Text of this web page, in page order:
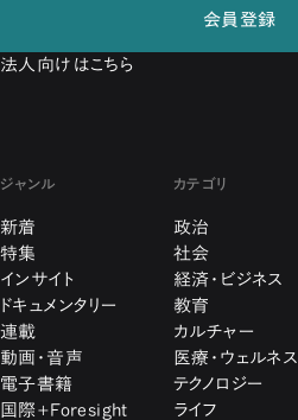
会員登録
法人向けはこちら
ジャンル
新着
特集
インサイト
ドキュメンタリー
連載
動画・音声
電子書籍
国際+Foresight
カテゴリ
政治
社会
経済・ビジネス
教育
カルチャー
医療・ウェルネス
テクノロジー
ライフ